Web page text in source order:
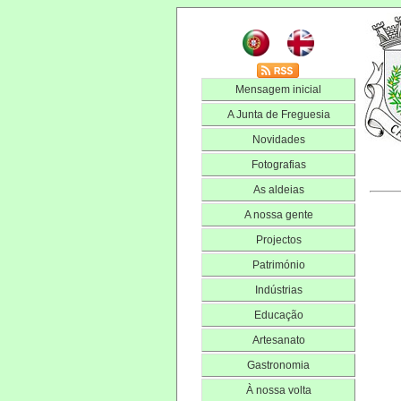
Mensagem inicial
A Junta de Freguesia
Novidades
Fotografias
As aldeias
A nossa gente
Projectos
Património
Indústrias
Educação
Artesanato
Gastronomia
À nossa volta